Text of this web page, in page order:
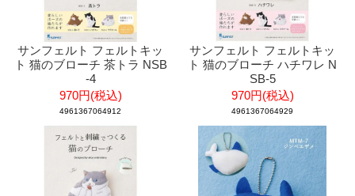
サンフェルト フェルトキッ
ト 猫のブローチ 茶トラ NSB
-4
970円(税込)
4961367064912
サンフェルト フェルトキッ
ト 猫のブローチ ハチワレ N
SB-5
970円(税込)
4961367064929